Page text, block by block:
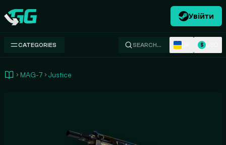
Swap.gg
Увійти
CATEGORIES SEARCH… $
MAG-7 Justice